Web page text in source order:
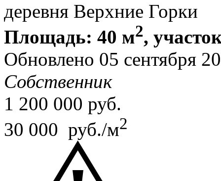
деревня Верхние Горки
Площадь: 40 м2,
Обновлено 05 сентября
Собственник
1 200 000 руб.
30 000 руб./м2